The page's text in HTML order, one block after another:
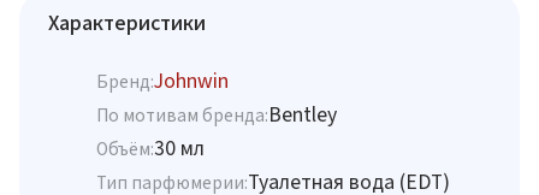
Характеристики
Бренд:Johnwin
По мотивам бренда:Bentley
Объём:30 мл
Тип парфюмерии:Туалетная вода (EDT)